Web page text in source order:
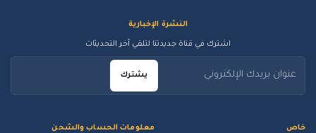
خاص معلومات الحساب والشحن
النشرة الإخبارية
اشترك في قناة جديدتنا لتلقي آخر التحديثات
يشترك